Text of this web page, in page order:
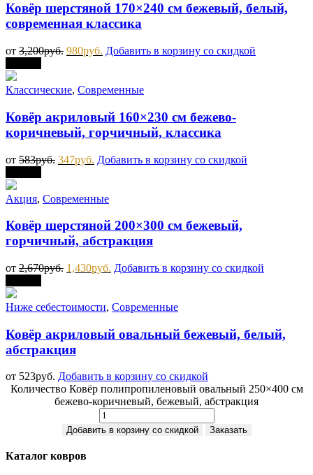
Ковёр шерстяной 170×240 см бежевый, белый,
современная классика
от 3,200руб. 980руб. Добавить в корзину со скидкой
Классические, Современные
Ковёр акриловый 160×230 см бежево-
коричневый, горчичный, классика
от 583руб. 347руб. Добавить в корзину со скидкой
Акция, Современные
Ковёр шерстяной 200×300 см бежевый,
горчичный, абстракция
от 2,670руб. 1,430руб. Добавить в корзину со скидкой
Ниже себестоимости, Современные
Ковёр акриловый овальный бежевый, белый,
абстракция
от 523руб. Добавить в корзину со скидкой
Количество Ковёр полипропиленовый овальный 250×400 см
бежево-коричневый, бежевый, абстракция
Добавить в корзину со скидкой Заказать
Каталог ковров